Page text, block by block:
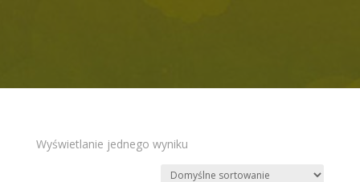
Wyświetlanie jednego wyniku